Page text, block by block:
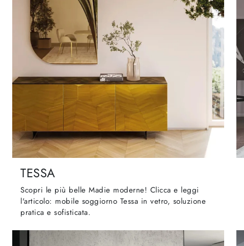
TESSA
Scopri le più belle Madie moderne! Clicca e leggi
l'articolo: mobile soggiorno Tessa in vetro, soluzione
pratica e sofisticata.